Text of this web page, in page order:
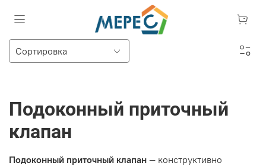
Подоконный приточный
клапан
Подоконный приточный клапан — конструктивно